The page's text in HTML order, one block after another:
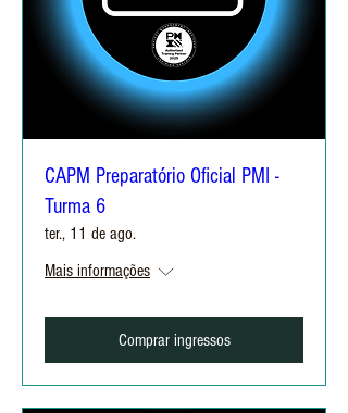
CAPM Preparatório Oficial PMI -
Turma 6
ter., 11 de ago.
Mais informações
Comprar ingressos